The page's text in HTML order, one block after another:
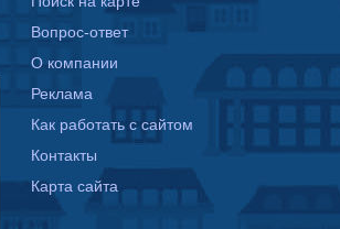
Вопрос-ответ
О компании
Реклама
Как работать с сайтом
Контакты
Карта сайта